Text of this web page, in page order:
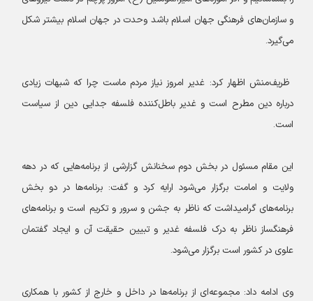
و سازمان‌های فرهنگی جهان اسلام باشد وحدت در جهان اسلام بیشتر شکل
می‌گیرد.
ظریف‌منش اظهار کرد: غدیر امروز نیاز مردم ماست چرا که شبهات زیادی
درباره دین مطرح است و غدیر باطل‌کننده فلسفه جدایی دین از سیاست
است.
این مقام مسئول در بخش دوم سخنانش گزارشی از برنامه‌هایی که در دهه
ولایت و امامت برگزار می‌شود ارایه کرد و گفت: برنامه‌ها در دو بخش
برنامه‌های گرامیداشت که ناظر به جشن و سرور و تکریم است و برنامه‌های
فرهنگساز ناظر به درک فلسفه غدیر و تبیین حقیقت آن و ایجاد گفتمان
علوی در کشور است برگزار می‌شود.
وی ادامه داد: مجموعه‌ای از برنامه‌ها در داخل و خارج از کشور با همکاری